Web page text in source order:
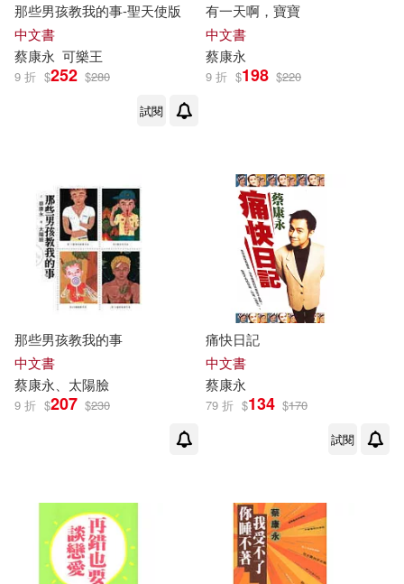
那些男孩教我的事-聖天使版
中文書
蔡康永 可樂王
9 折 $252 $280
試閱
有一天啊，寶寶
中文書
蔡康永
9 折 $198 $220
那些男孩教我的事
中文書
蔡康永 、太陽臉
9 折 $207 $230
痛快日記
中文書
蔡康永
79 折 $134 $170
試閱